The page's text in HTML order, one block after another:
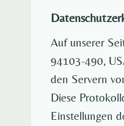
Auf unserer
94103-490,
den Servern
Diese
Einstellungen